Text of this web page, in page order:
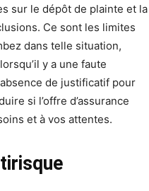
sur le dépôt de plainte et la
Ce sont les limites
dans telle situation,
y a une faute
de justificatif pour
si l’offre d’assurance
et à vos attentes.